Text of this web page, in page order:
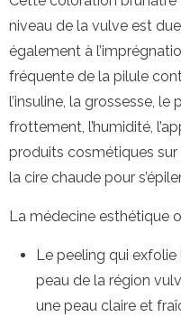
niveau de la vulve est
également à
fréquente de la pilule
l’insuline, la grossesse,
frottement, l’humidité,
produits cosmétiques sur
la cire chaude pour
La médecine esthétique
Le peeling qui
peau de la région
une peau claire et